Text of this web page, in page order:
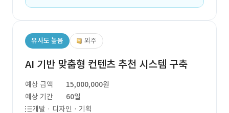
유사도 높음 외주
AI 기반 맞춤형 컨텐츠 추천 시스템 구축
예상 금액
15,000,000원
예상 기간
60일
개발 · 디자인 · 기획